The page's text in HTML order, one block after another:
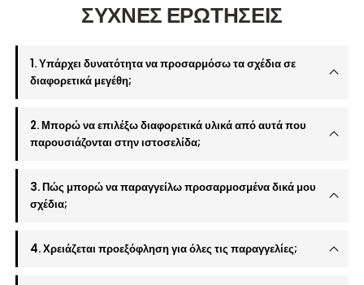
ΣΥΧΝΕΣ ΕΡΩΤΗΣΕΙΣ
1. Υπάρχει δυνατότητα να προσαρμόσω τα σχέδια σε
διαφορετικά μεγέθη;
2. Μπορώ να επιλέξω διαφορετικά υλικά από αυτά που
παρουσιάζονται στην ιστοσελίδα;
3. Πώς μπορώ να παραγγείλω προσαρμοσμένα δικά μου
σχέδια;
4. Χρειάζεται προεξόφληση για όλες τις παραγγελίες;